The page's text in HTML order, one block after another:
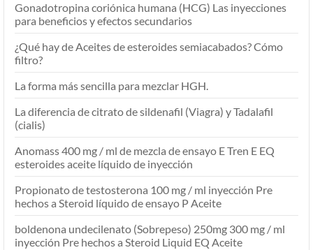
Gonadotropina coriónica humana (HCG) Las inyecciones
para beneficios y efectos secundarios
¿Qué hay de Aceites de esteroides semiacabados? Cómo
filtro?
La forma más sencilla para mezclar HGH.
La diferencia de citrato de sildenafil (Viagra) y Tadalafil
(cialis)
Anomass 400 mg / ml de mezcla de ensayo E Tren E EQ
esteroides aceite líquido de inyección
Propionato de testosterona 100 mg / ml inyección Pre
hechos a Steroid líquido de ensayo P Aceite
boldenona undecilenato (Sobrepeso) 250mg 300 mg / ml
inyección Pre hechos a Steroid Liquid EQ Aceite